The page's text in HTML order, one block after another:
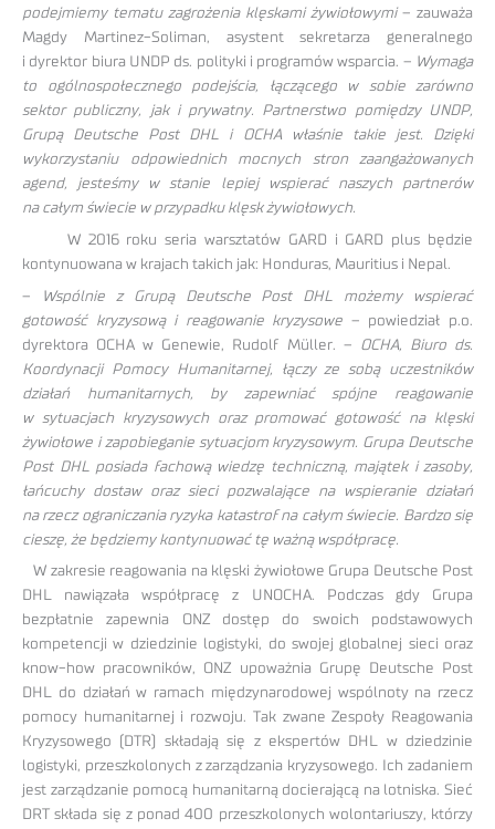
podejmiemy tematu zagrożenia klęskami żywiołowymi– zauważa
Magdy Martinez-Soliman, asystent sekretarza generalnego
i dyrektor biura UNDP ds. polityki i programów wsparcia. – Wymaga
to ogólnospołecznego podejścia, łączącego w sobie zarówno
sektor publiczny, jak i prywatny. Partnerstwo pomiędzy UNDP,
Grupą Deutsche Post DHL i OCHA właśnie takie jest. Dzięki
wykorzystaniu odpowiednich mocnych stron zaangażowanych
agend, jesteśmy w stanie lepiej wspierać naszych partnerów
na całym świecie w przypadku klęsk żywiołowych.
W 2016 roku seria warsztatów GARD i GARD plus będzie
kontynuowana w krajach takich jak: Honduras, Mauritius i Nepal.
–
Wspólnie z Grupą Deutsche Post DHL możemy wspierać
gotowość kryzysową i reagowanie kryzysowe – powiedział p.o.
dyrektora OCHA w Genewie, Rudolf Müller. – OCHA, Biuro ds.
Koordynacji Pomocy Humanitarnej, łączy ze sobą uczestników
działań humanitarnych, by zapewniać spójne reagowanie
w sytuacjach kryzysowych oraz promować gotowość na klęski
żywiołowe i zapobieganie sytuacjom kryzysowym. Grupa Deutsche
Post DHL posiada fachową wiedzę techniczną, majątek i zasoby,
łańcuchy dostaw oraz sieci pozwalające na wspieranie działań
na rzecz ograniczania ryzyka katastrof na całym świecie. Bardzo się
cieszę, że będziemy kontynuować tę ważną współpracę.
W zakresie reagowania na klęski żywiołowe Grupa Deutsche Post
DHL nawiązała współpracę z UNOCHA. Podczas gdy Grupa
bezpłatnie zapewnia ONZ dostęp do swoich podstawowych
kompetencji w dziedzinie logistyki, do swojej globalnej sieci oraz
know-how pracowników, ONZ upoważnia Grupę Deutsche Post
DHL do działań w ramach międzynarodowej wspólnoty na rzecz
pomocy humanitarnej i rozwoju. Tak zwane Zespoły Reagowania
Kryzysowego (DTR) składają się z ekspertów DHL w dziedzinie
logistyki, przeszkolonych z zarządzania kryzysowego. Ich zadaniem
jest zarządzanie pomocą humanitarną docierającą na lotniska. Sieć
DRT składa się z ponad 400 przeszkolonych wolontariuszy, którzy